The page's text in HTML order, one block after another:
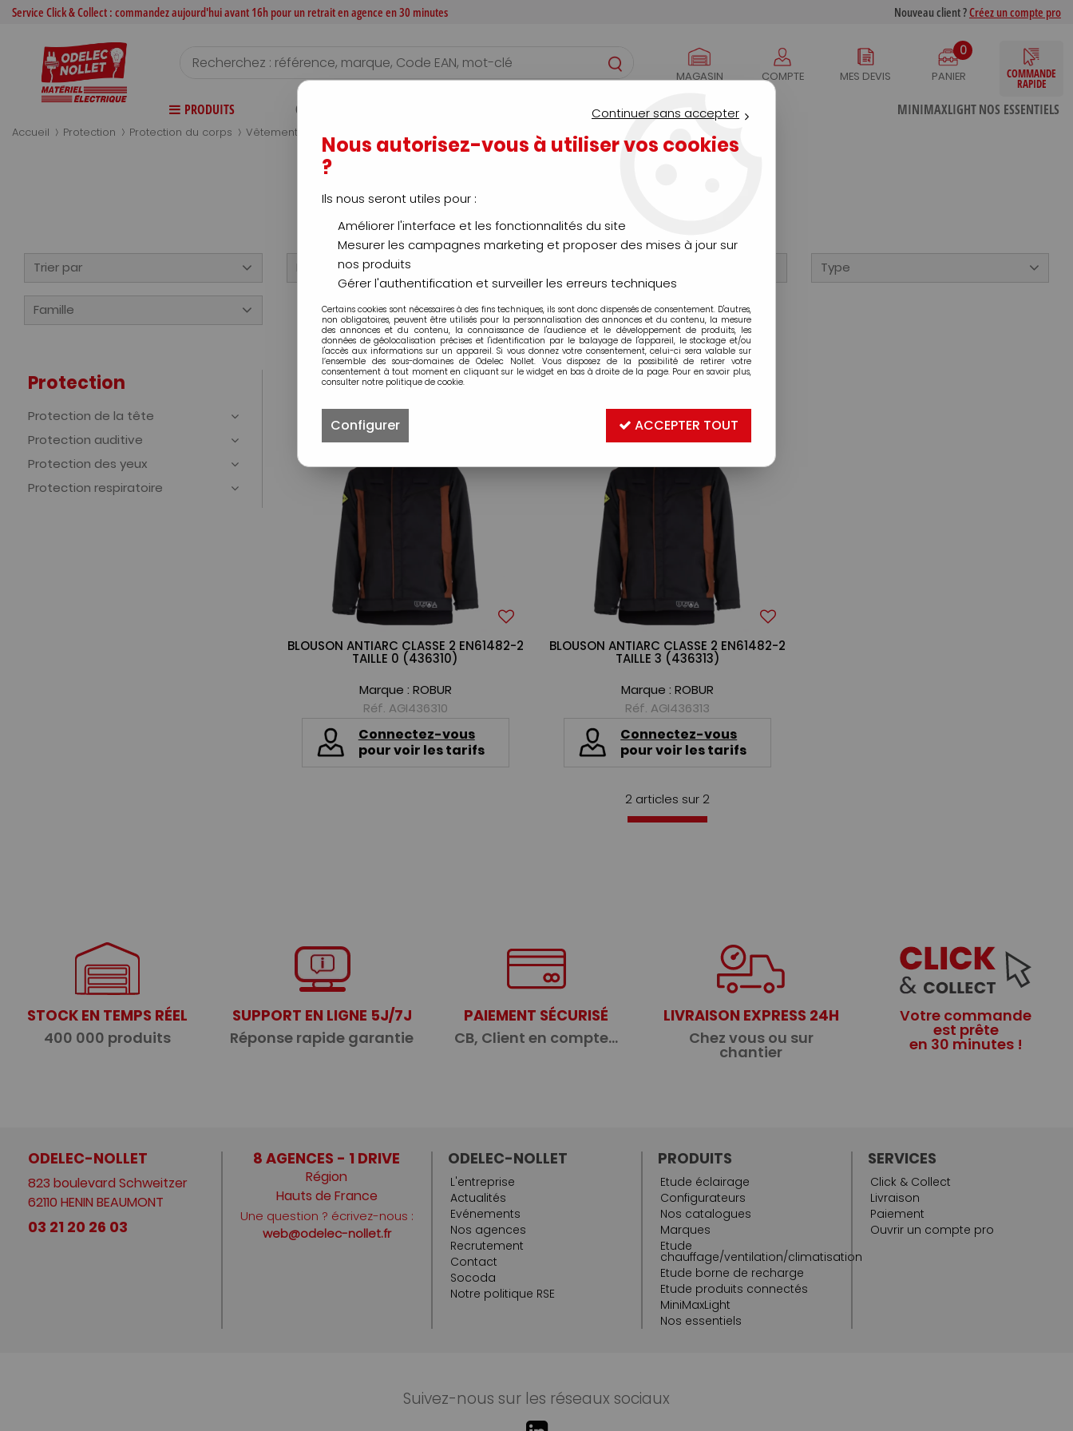
Service Click & Collect : commandez aujourd'hui avant 16h pour un retrait en agence en 30 minutes Nouveau client ?Créez un compte pro
MAGASIN COMPTE MES DEVIS
0
PANIER COMMANDE
RAPIDE
PRODUITS CATALOGUES SERVICES AGENCES MINIMAXLIGHTNOS ESSENTIELS
Accueil > Protection > Protection du corps > Vêtement de travail Blouson - Doudoune - Veste
Trier par Disponibilité Type
Famille
Protection
Protection de la tête
Protection auditive
Protection des yeux
Protection respiratoire
BLOUSON ANTIARC CLASSE 2 EN61482-2
TAILLE 0 (436310)
Marque : ROBUR
Réf. AGI436310
Connectez-vous
pour voir les tarifs
BLOUSON ANTIARC CLASSE 2 EN61482-2
TAILLE 3 (436313)
Marque :ROBUR
Réf. AGI436313
Connectez-vous
pour voir les tarifs
2 articles sur 2
STOCK EN TEMPS RÉEL
400 000 produits
SUPPORT EN LIGNE 5J/7J
Réponse rapide garantie
PAIEMENT SÉCURISÉ
CB, Client en compte...
LIVRAISON EXPRESS 24H
Chez vous ou sur
chantier
Votre commande
est prête
en 30 minutes !
ODELEC-NOLLET
823 boulevard Schweitzer
62110 HENIN BEAUMONT
03 21 20 26 03
8 AGENCES - 1 DRIVE
Région
Hauts de France
Une question ? écrivez-nous :
web@odelec-nollet.fr
ODELEC-NOLLET
L'entreprise
Actualités
Evénements
Nos agences
Recrutement
Contact
Socoda
Notre politique RSE
PRODUITS
Etude éclairage
Configurateurs
Nos catalogues
Marques
Etude
chauffage/ventilation/climatisation
Etude borne de recharge
Etude produits connectés
MiniMaxLight
Nos essentiels
SERVICES
Click & Collect
Livraison
Paiement
Ouvrir un compte pro
Suivez-nous sur les réseaux sociaux
Continuer sans accepter
Nous autorisez-vous à utiliser vos cookies
?
Ils nous seront utiles pour :
Améliorer l'interface et les fonctionnalités du site
Mesurer les campagnes marketing et proposer des mises à jour sur
nos produits
Gérer l'authentification et surveiller les erreurs techniques
Certains cookies sont nécessaires à des fins techniques, ils sont donc dispensés de consentement. D'autres,
non obligatoires, peuvent être utilisés pour la personnalisation des annonces et du contenu, la mesure
des annonces et du contenu, la connaissance de l'audience et le développement de produits, les
données de géolocalisation précises et l'identification par le balayage de l'appareil, le stockage et/ou
l'accès aux informations sur un appareil. Si vous donnez votre consentement, celui-ci sera valable sur
l’ensemble des sous-domaines de Odelec Nollet. Vous disposez de la possibilité de retirer votre
consentement à tout moment en cliquant sur le widget en bas à droite de la page. Pour en savoir plus,
consulter notre politique de cookie.
Configurer ACCEPTER TOUT